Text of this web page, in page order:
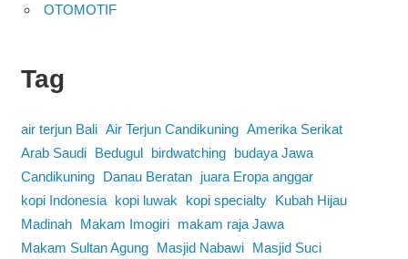
OTOMOTIF
Tag
air terjun Bali Air Terjun Candikuning Amerika Serikat
Arab Saudi
Bedugul birdwatching
budaya Jawa
Candikuning
Danau Beratan
juara Eropa anggar
kopi Indonesia
kopi luwak kopi specialty
Kubah Hijau
Madinah
Makam Imogiri
makam raja Jawa
Makam Sultan Agung
Masjid Nabawi Masjid Suci